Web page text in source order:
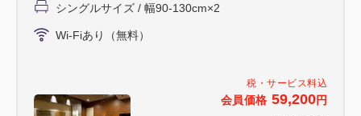
税・サービス料込
会員価格 59,200円
シングルサイズ / 幅90-130cm×2
Wi-Fiあり（無料）